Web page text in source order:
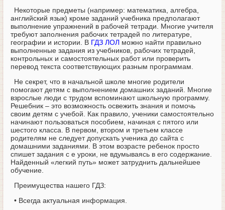
Некоторые предметы (например: математика, алгебра,
английский язык) кроме заданий учебника предполагают
выполнение упражнений в рабочей тетради. Многие учителя
требуют заполнения рабочих тетрадей по литературе,
географии и истории. В ГДЗ ЛОЛ можно найти правильно
выполненные задания из учебников, рабочих тетрадей,
контрольных и самостоятельных работ или проверить
перевод текста соответствующих разным программам.
Не секрет, что в начальной школе многие родители
помогают детям с выполнением домашних заданий. Многие
взрослые люди с трудом вспоминают школьную программу.
Решебник – это возможность освежить знания и помочь
своим детям с учебой. Как правило, ученики самостоятельно
начинают пользоваться пособием, начиная с пятого или
шестого класса. В первом, втором и третьем классе
родителям не следует допускать ученика до сайта с
домашними заданиями. В этом возрасте ребенок просто
спишет задания с е уроки, не вдумываясь в его содержание.
Найденный «легкий путь» может затруднить дальнейшее
обучение.
Преимущества нашего ГДЗ:
• Всегда актуальная информация.